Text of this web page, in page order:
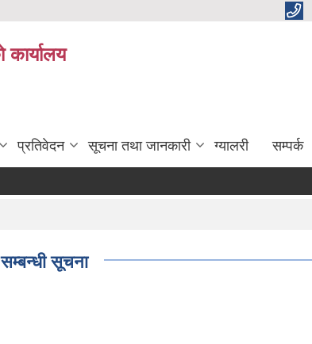
कार्यालय
प्रतिवेदन सूचना तथा जानकारी ग्यालरी सम्पर्क
सूचना